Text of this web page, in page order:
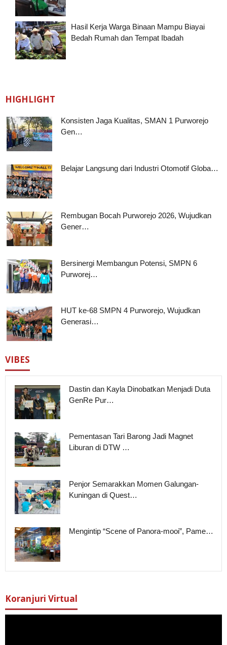
Hasil Kerja Warga Binaan Mampu Biayai
Bedah Rumah dan Tempat Ibadah
HIGHLIGHT
Konsisten Jaga Kualitas, SMAN 1 Purworejo
Gen…
Belajar Langsung dari Industri Otomotif Globa…
Rembugan Bocah Purworejo 2026, Wujudkan
Gener…
Bersinergi Membangun Potensi, SMPN 6
Purworej…
HUT ke-68 SMPN 4 Purworejo, Wujudkan
Generasi…
VIBES
Dastin dan Kayla Dinobatkan Menjadi Duta
GenRe Pur…
Pementasan Tari Barong Jadi Magnet
Liburan di DTW …
Penjor Semarakkan Momen Galungan-
Kuningan di Quest…
Mengintip “Scene of Panora-mooi”, Pame…
Koranjuri Virtual